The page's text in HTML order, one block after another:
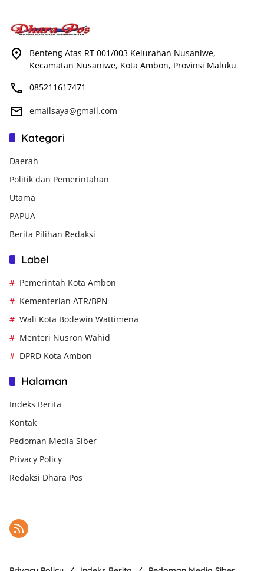
Benteng Atas RT 001/003 Kelurahan Nusaniwe,
Kecamatan Nusaniwe, Kota Ambon, Provinsi Maluku
085211617471
emailsaya@gmail.com
Kategori
Daerah
Politik dan Pemerintahan
Utama
PAPUA
Berita Pilihan Redaksi
Label
Pemerintah Kota Ambon
Kementerian ATR/BPN
Wali Kota Bodewin Wattimena
Menteri Nusron Wahid
DPRD Kota Ambon
Halaman
Indeks Berita
Kontak
Pedoman Media Siber
Privacy Policy
Redaksi Dhara Pos